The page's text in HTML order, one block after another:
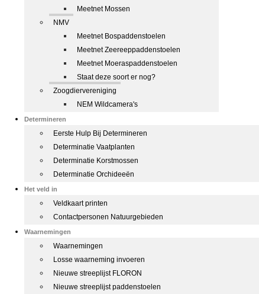
Meetnet Mossen
NMV
Meetnet Bospaddenstoelen
Meetnet Zeereeppaddenstoelen
Meetnet Moeraspaddenstoelen
Staat deze soort er nog?
Zoogdiervereniging
NEM Wildcamera's
Determineren
Eerste Hulp Bij Determineren
Determinatie Vaatplanten
Determinatie Korstmossen
Determinatie Orchideeën
Het veld in
Veldkaart printen
Contactpersonen Natuurgebieden
Waarnemingen
Waarnemingen
Losse waarneming invoeren
Nieuwe streeplijst FLORON
Nieuwe streeplijst paddenstoelen